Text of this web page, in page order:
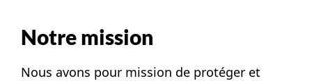
Notre mission
Nous avons pour mission de protéger et